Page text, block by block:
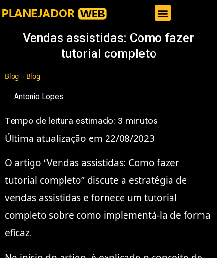
Vendas assistidas: Como fazer
tutorial completo
Blog » Blog
Antonio Lopes
Tempo de leitura estimado: 3 minutos
Última atualização em 22/08/2023
O artigo “Vendas assistidas: Como fazer
tutorial completo” discute a estratégia de
vendas assistidas e fornece um tutorial
completo sobre como implementá-la de forma
eficaz.